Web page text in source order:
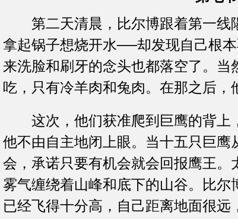
第二天清晨，比尔博跟着第一线
拿起锅子想烧开水──却发现自己根
来洗脸和刷牙的念头也都落空了。
吃，只有冷羊肉和兔肉。在那之后，
这次，他们获准爬到巨鹰的背上
他不由自主地闭上眼。当十五只巨
会，承诺只要有机会就会回报鹰王。
雾气缠绕着山峰和底下的山谷。比
已经飞得十分高，自己距离地面很